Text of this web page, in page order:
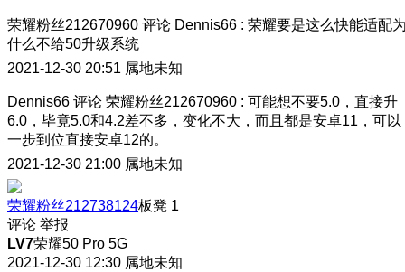
荣耀粉丝212670960 评论 Dennis66 : 荣耀要是这么快能适配
什么不给50升级系统
2021-12-30 20:51 属地未知
Dennis66 评论 荣耀粉丝212670960 : 可能想不要5.0，直接升
6.0，毕竟5.0和4.2差不多，变化不大，而且都是安卓11，可以
一步到位直接安卓12的。
2021-12-30 21:00 属地未知
荣耀粉丝212738124板凳 1
评论 举报
LV7荣耀50 Pro 5G
2021-12-30 12:30 属地未知